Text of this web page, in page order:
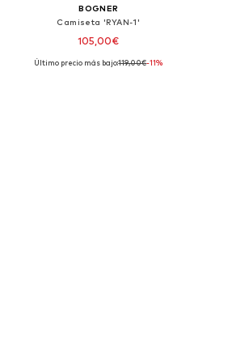
BOGNER
Camiseta 'RYAN-1'
105,00€
Tallas disponibles: S
Último precio más bajo:119,00€-11%